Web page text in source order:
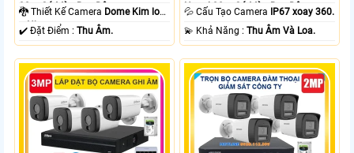
30m Có Màu Ban Ðêm.
🐉️ Thiết Kế Camera Dome Kim loại
+ Nhựa.
️✔️ Đặt Điểm :Thu Âm.
Ngoại 30m Có Màu Ban Ðêm.
💦 Cấu Tạo Camera
IP67 xoay 360.
️💫 Khả Năng :Thu Âm Và Loa.